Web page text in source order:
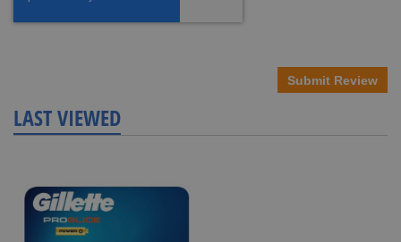
Submit Review
LAST VIEWED